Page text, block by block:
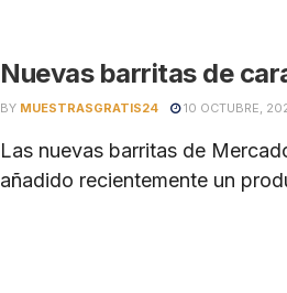
Nuevas barritas de
BY MUESTRASGRATIS24 10 OCTUBRE,
Las nuevas barritas de
añadido recientemente un